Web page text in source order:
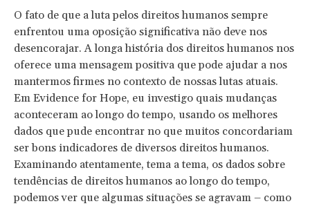
O fato de que a luta pelos direitos humanos sempre
enfrentou uma oposição significativa não deve nos
desencorajar. A longa história dos direitos humanos nos
oferece uma mensagem positiva que pode ajudar a nos
mantermos firmes no contexto de nossas lutas atuais.
Em Evidence for Hope, eu investigo quais mudanças
aconteceram ao longo do tempo, usando os melhores
dados que pude encontrar no que muitos concordariam
ser bons indicadores de diversos direitos humanos.
Examinando atentamente, tema a tema, os dados sobre
tendências de direitos humanos ao longo do tempo,
podemos ver que algumas situações se agravam – como